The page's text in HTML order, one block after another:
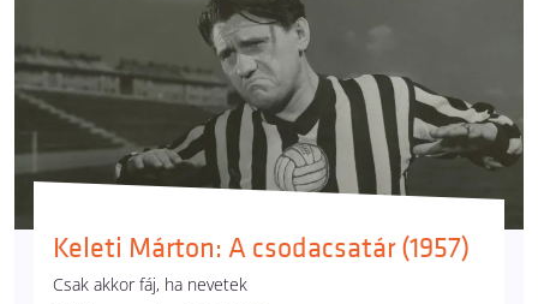
Keleti Márton: A csodacsatár (1957)
Csak akkor fáj, ha nevetek